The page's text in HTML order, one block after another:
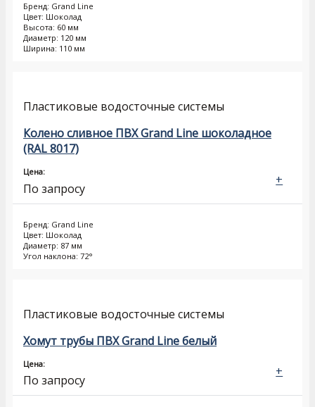
Бренд: Grand Line
Цвет: Шоколад
Высота: 60 мм
Диаметр: 120 мм
Ширина: 110 мм
Пластиковые водосточные системы
Колено сливное ПВХ Grand Line шоколадное
(RAL 8017)
Цена:
По запросу
Бренд: Grand Line
Цвет: Шоколад
Диаметр: 87 мм
Угол наклона: 72°
+
Пластиковые водосточные системы
Хомут трубы ПВХ Grand Line белый
Цена:
По запросу
+